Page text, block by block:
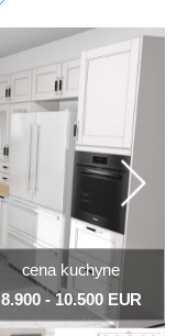
cena kuchyne
8.900 - 10.500 EUR